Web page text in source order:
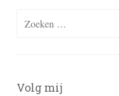
Zoeken
Volg mij